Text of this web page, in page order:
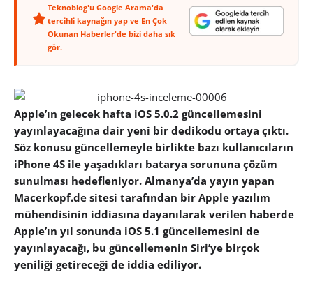
Teknoblog'u Google Arama'da
tercihli kaynağın yap ve En Çok
Okunan Haberler'de bizi daha sık
gör.
Apple’ın gelecek hafta iOS 5.0.2 güncellemesini
yayınlayacağına dair yeni bir dedikodu ortaya çıktı.
Söz konusu güncellemeyle birlikte bazı kullanıcıların
iPhone 4S ile yaşadıkları batarya sorununa çözüm
sunulması hedefleniyor. Almanya’da yayın yapan
Macerkopf.de sitesi tarafından bir Apple yazılım
mühendisinin iddiasına dayanılarak verilen haberde
Apple’ın yıl sonunda iOS 5.1 güncellemesini de
yayınlayacağı, bu güncellemenin Siri’ye birçok
yeniliği getireceği de iddia ediliyor.